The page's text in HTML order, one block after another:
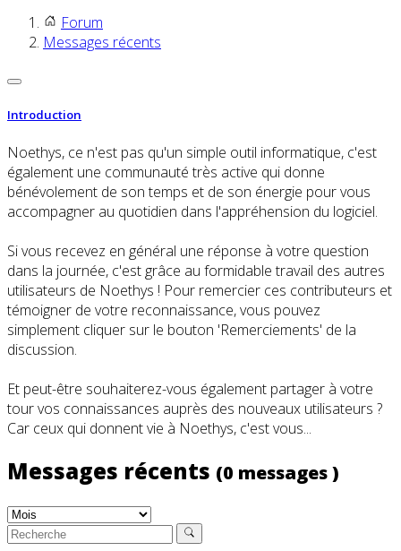
Forum
Messages récents
Introduction
Noethys, ce n'est pas qu'un simple outil informatique, c'est
également une communauté très active qui donne
bénévolement de son temps et de son énergie pour vous
accompagner au quotidien dans l'appréhension du logiciel.
Si vous recevez en général une réponse à votre question
dans la journée, c'est grâce au formidable travail des autres
utilisateurs de Noethys ! Pour remercier ces contributeurs et
témoigner de votre reconnaissance, vous pouvez
simplement cliquer sur le bouton 'Remerciements' de la
discussion.
Et peut-être souhaiterez-vous également partager à votre
tour vos connaissances auprès des nouveaux utilisateurs ?
Car ceux qui donnent vie à Noethys, c'est vous...
Messages récents (0 messages )